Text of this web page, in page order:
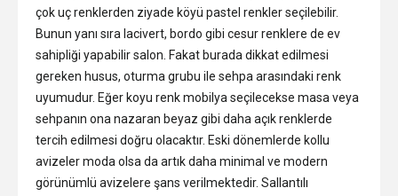
çok uç renklerden ziyade köyü pastel renkler seçilebilir.
Bunun yanı sıra lacivert, bordo gibi cesur renklere de ev
sahipliği yapabilir salon. Fakat burada dikkat edilmesi
gereken husus, oturma grubu ile sehpa arasındaki renk
uyumudur. Eğer koyu renk mobilya seçilecekse masa veya
sehpanın ona nazaran beyaz gibi daha açık renklerde
tercih edilmesi doğru olacaktır. Eski dönemlerde kollu
avizeler moda olsa da artık daha minimal ve modern
görünümlü avizelere şans verilmektedir. Sallantılı